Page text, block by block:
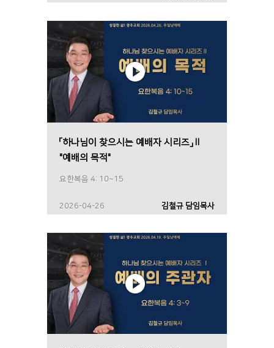
「하나님이 찾으시는 예배자 시리즈」Ⅱ
"예배의 목적"
요한복음 4: 10~15
2026-04-26 김철규 담임목사